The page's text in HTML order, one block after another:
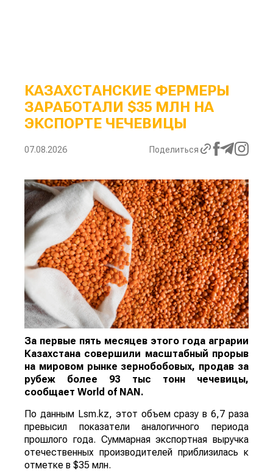
КАЗАХСТАНСКИЕ ФЕРМЕРЫ
ЗАРАБОТАЛИ $35 МЛН НА
ЭКСПОРТЕ ЧЕЧЕВИЦЫ
07.08.2026 Поделиться
За первые пять месяцев этого года аграрии
Казахстана совершили масштабный прорыв
на мировом рынке зернобобовых, продав за
рубеж более 93 тыс тонн чечевицы,
сообщает World of NAN.
По данным Lsm.kz, этот объем сразу в 6,7 раза
превысил показатели аналогичного периода
прошлого года. Суммарная экспортная выручка
отечественных производителей приблизилась к
отметке в $35 млн.